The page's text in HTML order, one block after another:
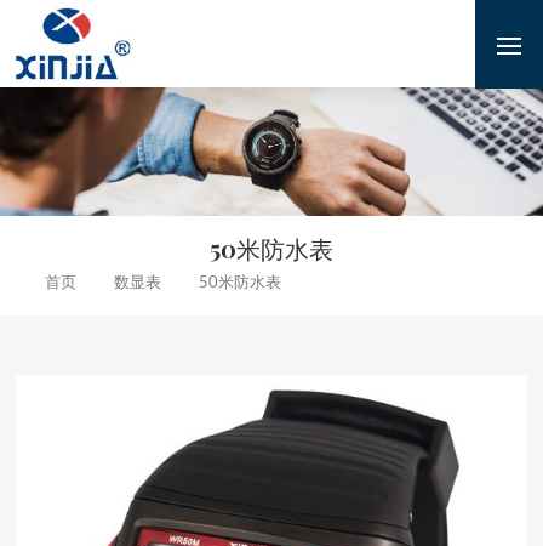
50米防水表
首页 数显表 50米防水表